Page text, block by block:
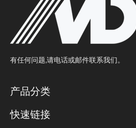
有任何问题,请电话或邮件联系我们。
产品分类
快速链接